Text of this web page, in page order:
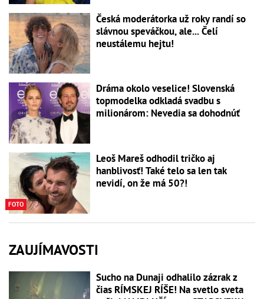
Česká moderátorka už roky randí so
slávnou speváčkou, ale... Čelí
neustálemu hejtu!
Dráma okolo veselice! Slovenská
topmodelka odkladá svadbu s
milionárom: Nevedia sa dohodnúť
FOTO
Leoš Mareš odhodil tričko aj
hanblivosť! Také telo sa len tak
nevidí, on že má 50?!
ZAUJÍMAVOSTI
Sucho na Dunaji odhalilo zázrak z
čias RÍMSKEJ RÍŠE! Na svetlo sveta